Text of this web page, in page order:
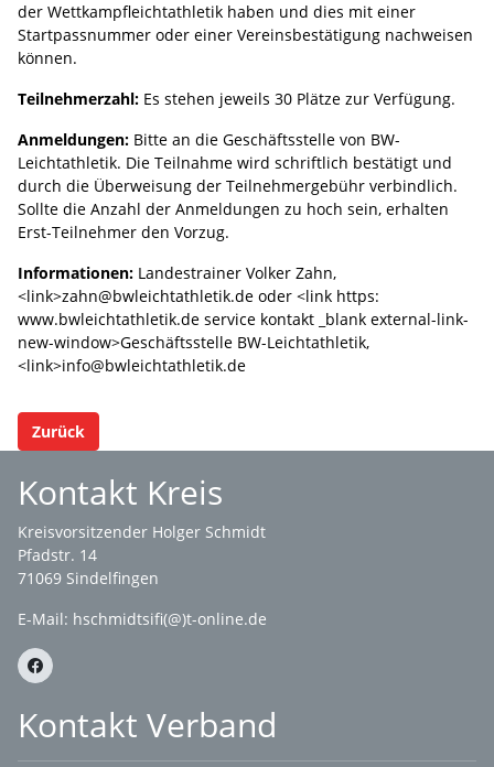
der Wettkampfleichtathletik haben und dies mit einer
Startpassnummer oder einer Vereinsbestätigung nachweisen
können.
Teilnehmerzahl: Es stehen jeweils 30 Plätze zur Verfügung.
Anmeldungen: Bitte an die Geschäftsstelle von BW-
Leichtathletik. Die Teilnahme wird schriftlich bestätigt und
durch die Überweisung der Teilnehmergebühr verbindlich.
Sollte die Anzahl der Anmeldungen zu hoch sein, erhalten
Erst-Teilnehmer den Vorzug.
Informationen: Landestrainer Volker Zahn,
<link>zahn@bwleichtathletik.de oder <link https:
www.bwleichtathletik.de service kontakt _blank external-link-
new-window>Geschäftsstelle BW-Leichtathletik,
<link>info@bwleichtathletik.de
Zurück
Kontakt Kreis
Kreisvorsitzender Holger Schmidt
Pfadstr. 14
71069 Sindelfingen
E-Mail: hschmidtsifi(@)t-online.de
Kontakt Verband